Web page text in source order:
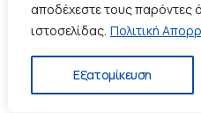
αποδέχεστε τους παρόντες
ιστοσελίδας. Πολιτική
Εξατομίκευση
πρωτοσέλιδατωνεφημερίδων